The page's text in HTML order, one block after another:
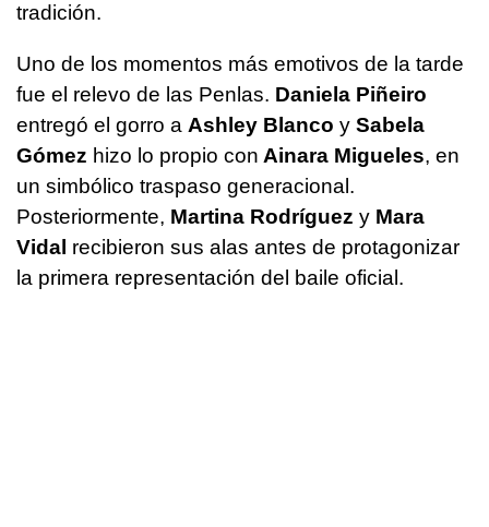
tradición.
Uno de los momentos más emotivos de la tarde
fue el relevo de las Penlas. Daniela Piñeiro
entregó el gorro a Ashley Blanco y Sabela
Gómez hizo lo propio con Ainara Migueles, en
un simbólico traspaso generacional.
Posteriormente, Martina Rodríguez y Mara
Vidal recibieron sus alas antes de protagonizar
la primera representación del baile oficial.